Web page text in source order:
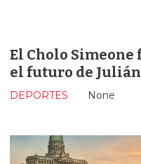
El Cholo
el futuro de
None
DEPORTES